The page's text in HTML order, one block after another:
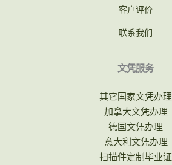
客户评价
联系我们
文凭服务
其它国家文凭办理
加拿大文凭办理
德国文凭办理
意大利文凭办理
扫描件定制毕业证